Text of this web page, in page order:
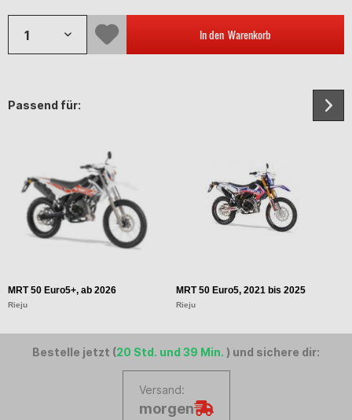
In den Warenkorb
Passend für:
MRT 50 Euro5+, ab 2026
Rieju
MRT 50 Euro5, 2021 bis 2025
Rieju
Bestelle jetzt (20 Std. und 39 Min. ) und sichere dir:
Versand:
morgen